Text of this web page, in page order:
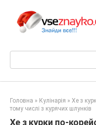
вмісту
Головна » Кулінарія » Хе з
тому числі з курячих шлунків
Хе з курки по-